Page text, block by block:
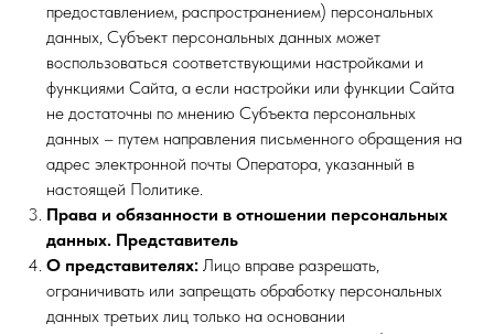
предоставлением, распространением) персональных
данных, Субъект персональных данных может
воспользоваться соответствующими настройками и
функциями Сайта, а если настройки или функции Сайта
не достаточны по мнению Субъекта персональных
данных – путем направления письменного обращения на
адрес электронной почты Оператора, указанный в
настоящей Политике.
Права и обязанности в отношении персональных
данных. Представитель
О представителях: Лицо вправе разрешать,
ограничивать или запрещать обработку персональных
данных третьих лиц только на основании